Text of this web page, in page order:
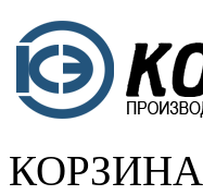
КОРЗИНА